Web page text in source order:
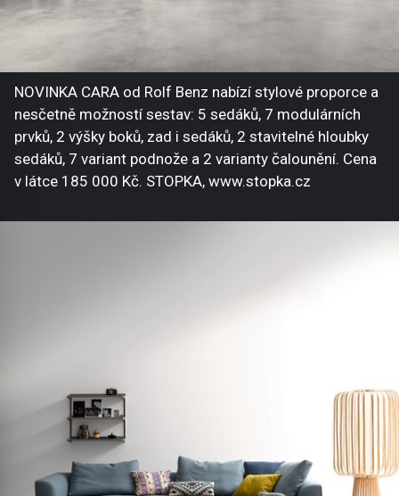
NOVINKA CARA od Rolf Benz nabízí stylové proporce a
nesčetně možností sestav: 5 sedáků, 7 modulárních
prvků, 2 výšky boků, zad i sedáků, 2 stavitelné hloubky
sedáků, 7 variant podnože a 2 varianty čalounění. Cena
v látce 185 000 Kč. STOPKA, www.stopka.cz